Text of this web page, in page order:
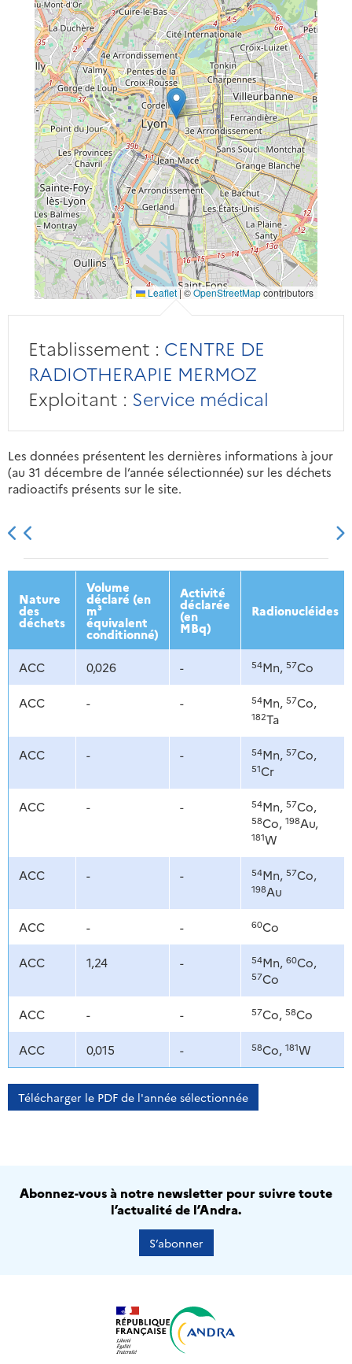
Leaflet|©OpenStreetMapcontributors
Etablissement : CENTRE DE
RADIOTHERAPIE MERMOZ
Exploitant : Service médical
Les données présentent les dernières informations à jour
(au 31 décembre de l’année sélectionnée) sur les déchets
radioactifs présents sur le site.
2013 2014 2015 2016
Nature
des
déchets
Volume
déclaré (en
m³
équivalent
conditionné)
Activité
déclarée
(en
MBq)
Radionucléides
ACC 0,026 - 54Mn, 57Co
ACC - - 54Mn, 57Co,
182Ta
ACC - - 54Mn, 57Co,
51Cr
ACC - - 54Mn, 57Co,
58Co, 198Au,
181W
ACC - - 54Mn, 57Co,
198Au
ACC - - 60Co
ACC 1,24 - 54Mn, 60Co,
57Co
ACC - - 57Co, 58Co
ACC 0,015 - 58Co, 181W
Télécharger le PDF de l'année sélectionnée
Abonnez-vous à notre newsletter pour suivre toute
l’actualité de l’Andra.
S’abonner